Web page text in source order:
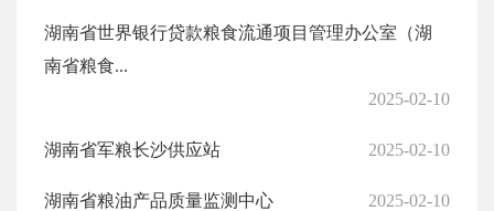
湖南省世界银行贷款粮食流通项目管理办公室（湖
南省粮食...
2025-02-10
湖南省军粮长沙供应站 2025-02-10
湖南省粮油产品质量监测中心 2025-02-10